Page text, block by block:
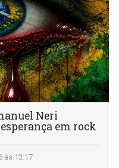
Neri
em rock
às 13:17